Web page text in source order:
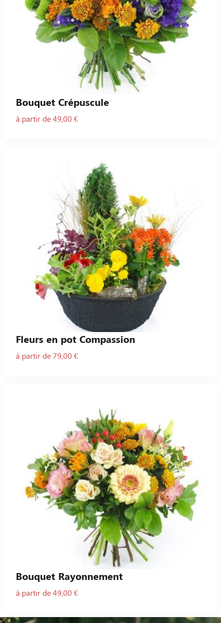
Bouquet Crépuscule
à partir de 49,00 €
Fleurs en pot Compassion
à partir de 79,00 €
Bouquet Rayonnement
à partir de 49,00 €